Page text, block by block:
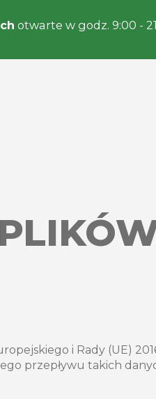
otwarte w godz. 9:00 -
i Rady (UE)
przepływu takich